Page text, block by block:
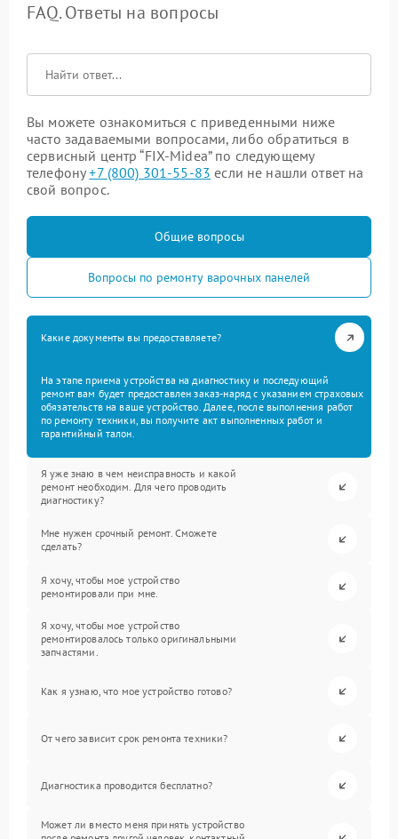
FAQ. Ответы на вопросы
Вы можете ознакомиться с приведенными ниже
часто задаваемыми вопросами, либо обратиться в
сервисный центр “FIX-Midea” по следующему
телефону+7 (800) 301-55-83 если не нашли ответ на
свой вопрос.
Общие вопросы
Вопросы по ремонту варочных панелей
Какие документы вы предоставляете?
На этапе приема устройства на диагностику и последующий
ремонт вам будет предоставлен заказ-наряд с указанием страховых
обязательств на ваше устройство. Далее, после выполнения работ
по ремонту техники, вы получите акт выполненных работ и
гарантийный талон.
Я уже знаю в чем неисправность и какой
ремонт необходим. Для чего проводить
диагностику?
Мне нужен срочный ремонт. Сможете
сделать?
Я хочу, чтобы мое устройство
ремонтировали при мне.
Я хочу, чтобы мое устройство
ремонтировалось только оригинальными
запчастями.
Как я узнаю, что мое устройство готово?
От чего зависит срок ремонта техники?
Диагностика проводится бесплатно?
Может ли вместо меня принять устройство